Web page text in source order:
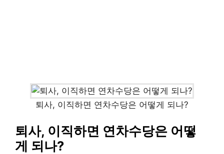
퇴사, 이직하면 연차수당은 어떻게 되나?
퇴사, 이직하면 연차수당은 어떻
게 되나?